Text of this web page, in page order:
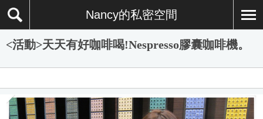
Nancy的私密空間
<活動>天天有好咖啡喝!Nespresso膠囊咖啡機。